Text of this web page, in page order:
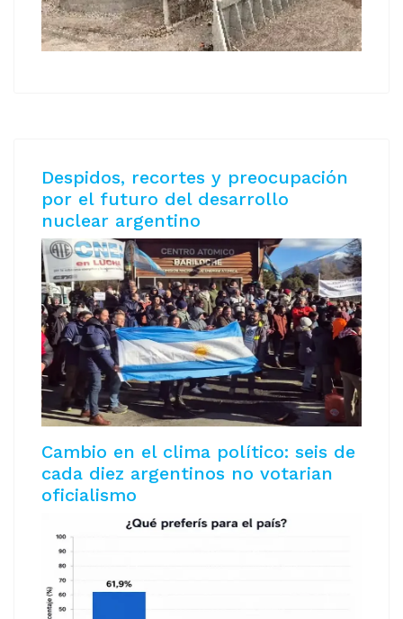
Despidos, recortes y preocupación
por el futuro del desarrollo
nuclear argentino
Cambio en el clima político: seis de
cada diez argentinos no votarian
oficialismo